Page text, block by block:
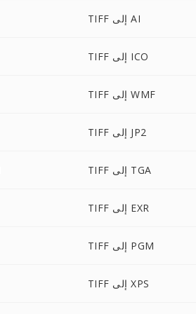
TIFF إلى AI
TIFF إلى ICO
TIFF إلى WMF
TIFF إلى JP2
TIFF إلى TGA
TIFF إلى EXR
TIFF إلى PGM
TIFF إلى XPS